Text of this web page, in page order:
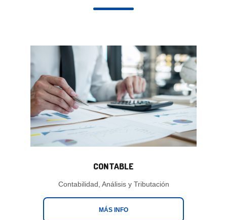
CONTABLE
Contabilidad, Análisis y Tributación
MÁS INFO